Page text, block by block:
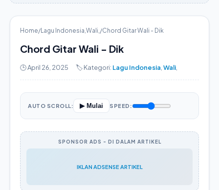
Home/Lagu Indonesia,Wali,/Chord Gitar Wali - Dik
Chord Gitar Wali - Dik
🕒 April 26, 2025 🏷️ Kategori: Lagu Indonesia Wali
AUTO SCROLL: ▶ Mulai SPEED:
SPONSOR ADS - DI DALAM ARTIKEL
IKLAN ADSENSE ARTIKEL